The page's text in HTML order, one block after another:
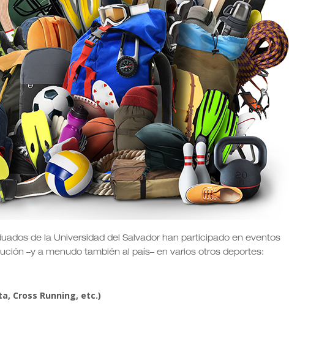
de la Universidad del Salvador han participado en eventos
–y a menudo también al país– en varios otros deportes:
Cross Running, etc.)